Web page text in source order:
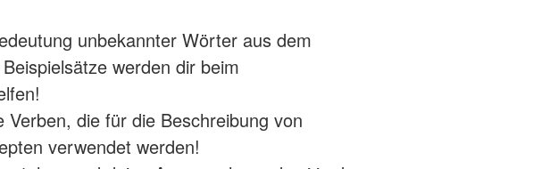
unbekannter Wörter aus dem
werden dir beim
Verben, die für die Beschreibung von
verwendet werden!